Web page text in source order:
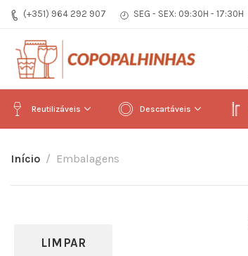
(+351) 964 292 907 SEG - SEX: 09:30H - 17:30H
Reutilizáveis Descartáveis
Início Embalagens
LIMPAR